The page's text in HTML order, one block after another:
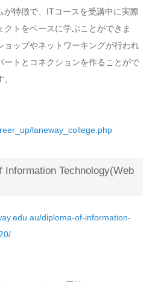
が特徴で、ITコースを受講中に実際
トをベースに学ぶことができま
ョップやネットワーキングが行われ
ートとコネクションを作ることがで
laneway_college.php
Information Technology(Web
diploma-of-information-